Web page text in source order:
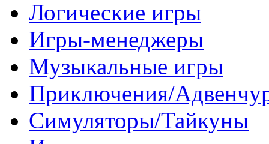
Логические игры
Игры-менеджеры
Музыкальные игры
Приключения/
Симуляторы/Тайкуны